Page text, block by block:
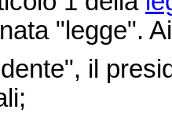
"legge".
il